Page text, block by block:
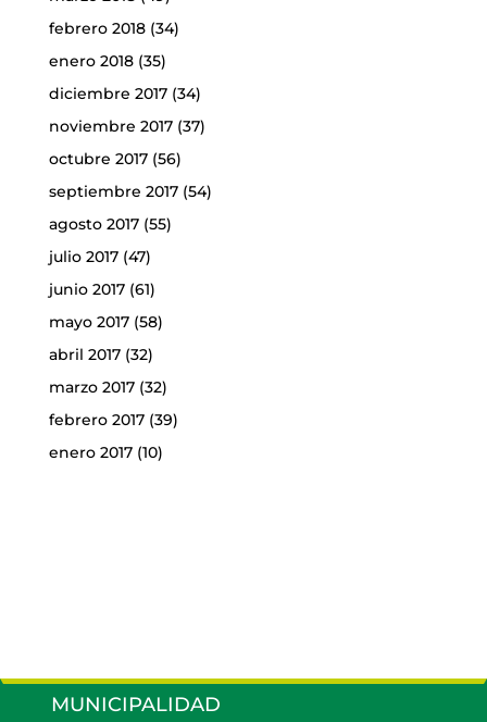
febrero 2018(34)
enero 2018(35)
diciembre 2017(34)
noviembre 2017(37)
octubre 2017(56)
septiembre 2017(54)
agosto 2017(55)
julio 2017(47)
junio 2017(61)
mayo 2017(58)
abril 2017(32)
marzo 2017(32)
febrero 2017(39)
enero 2017(10)
MUNICIPALIDAD